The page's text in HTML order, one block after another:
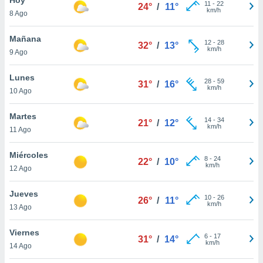
en
más
nuestra
de
cookies
aceptar
8 Ago
24° / 11° 11 - 22
km/h
Mañana
9 Ago
32° / 13° 12- 28
km/h
Lunes
10 Ago
31° / 16° 28- 59
km/h
Martes
11 Ago
21° / 12° 14- 34
km/h
Miércoles
12 Ago
22° / 10° 8- 24
km/h
Jueves
13 Ago
26° / 11° 10- 26
km/h
Viernes
14 Ago
31° / 14° 6- 17
km/h